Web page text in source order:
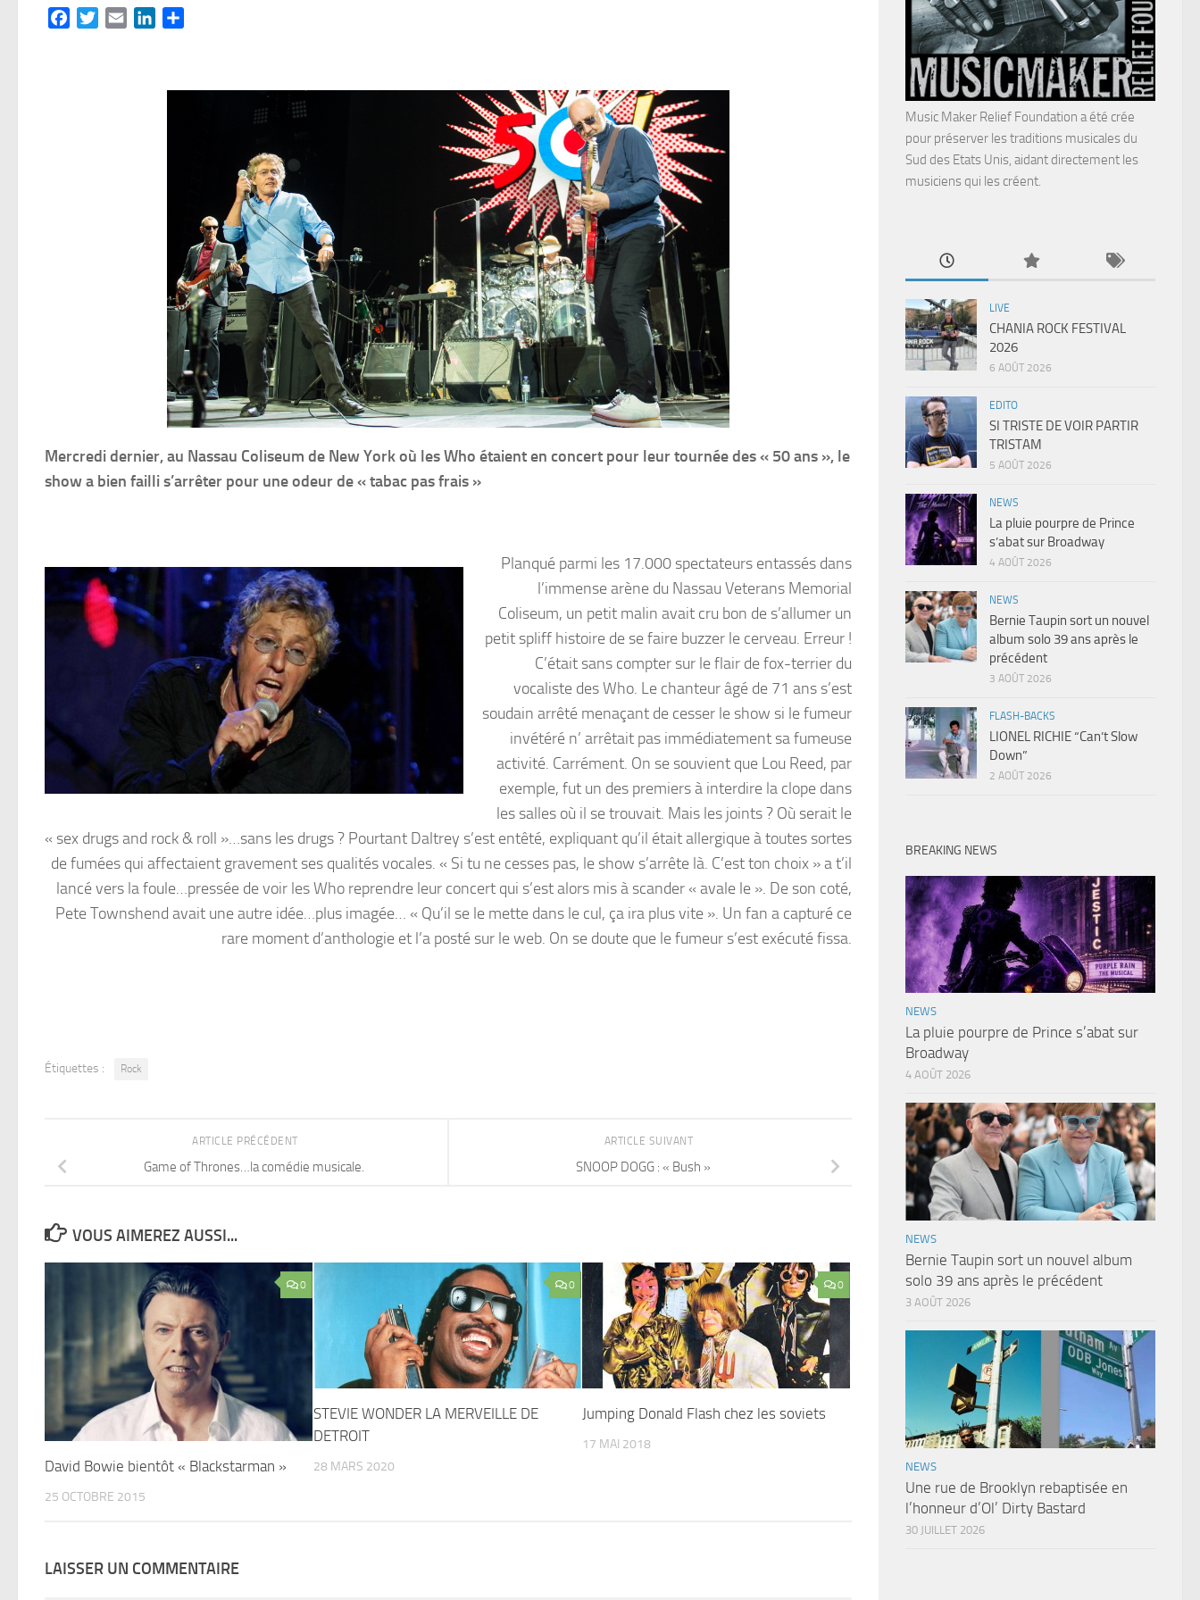
FacebookTwitterEmail LinkedIn
Mercredi dernier, au Nassau Coliseum de New York où les Who étaient en concert pour leur tournée des « 50 ans », le
show a bien failli s’arrêter pour une odeur de « tabac pas frais »
Planqué parmi les 17.000 spectateurs entassés dans
l’immense arène du Nassau Veterans Memorial
Coliseum, un petit malin avait cru bon de s’allumer un
petit spliff histoire de se faire buzzer le cerveau. Erreur !
C’était sans compter sur le flair de fox-terrier du
vocaliste des Who. Le chanteur âgé de 71 ans s’est
soudain arrêté menaçant de cesser le show si le fumeur
invétéré n’ arrêtait pas immédiatement sa fumeuse
activité. Carrément. On se souvient que Lou Reed, par
exemple, fut un des premiers à interdire la clope dans
les salles où il se trouvait. Mais les joints ? Où serait le
« sex drugs and rock & roll »…sans les drugs ? Pourtant Daltrey s’est entêté, expliquant qu’il était allergique à toutes sortes
de fumées qui affectaient gravement ses qualités vocales. « Si tu ne cesses pas, le show s’arrête là. C’est ton choix » a t’il
lancé vers la foule…pressée de voir les Who reprendre leur concert qui s’est alors mis à scander « avale le ». De son coté,
Pete Townshend avait une autre idée…plus imagée… « Qu’il se le mette dans le cul, ça ira plus vite ». Un fan a capturé ce
rare moment d’anthologie et l’a posté sur le web. On se doute que le fumeur s’est exécuté fissa.
Étiquettes : Rock
ARTICLE SUIVANT
SNOOP DOGG : « Bush »
ARTICLE PRÉCÉDENT
Game of Thrones…la comédie musicale.
VOUS AIMEREZ AUSSI...
0
David Bowie bientôt « Blackstarman »
25 OCTOBRE 2015
0
STEVIE WONDER LA MERVEILLE DE
DETROIT
28 MARS 2020
0
Jumping Donald Flash chez les soviets
17 MAI 2018
LAISSER UN COMMENTAIRE
Music Maker Relief Foundation a été crée
pour préserver les traditions musicales du
Sud des Etats Unis, aidant directement les
musiciens qui les créent.
LIVE
CHANIA ROCK FESTIVAL
2026
6 AOÛT 2026
EDITO
SI TRISTE DE VOIR PARTIR
TRISTAM
5 AOÛT 2026
NEWS
La pluie pourpre de Prince
s’abat sur Broadway
4 AOÛT 2026
NEWS
Bernie Taupin sort un nouvel
album solo 39 ans après le
précédent
3 AOÛT 2026
FLASH-BACKS
LIONEL RICHIE “Can’t Slow
Down”
2 AOÛT 2026
BREAKING NEWS
NEWS
La pluie pourpre de Prince s’abat sur
Broadway
4 AOÛT 2026
NEWS
Bernie Taupin sort un nouvel album
solo 39 ans après le précédent
3 AOÛT 2026
NEWS
Une rue de Brooklyn rebaptisée en
l’honneur d’Ol’ Dirty Bastard
30 JUILLET 2026